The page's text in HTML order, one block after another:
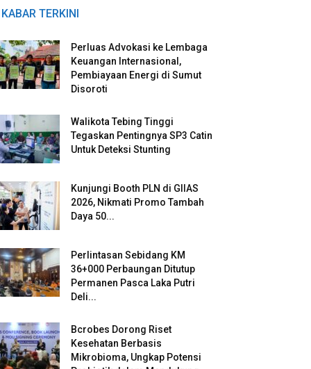
KABAR TERKINI
Perluas Advokasi ke Lembaga
Keuangan Internasional,
Pembiayaan Energi di Sumut
Disoroti
Walikota Tebing Tinggi
Tegaskan Pentingnya SP3 Catin
Untuk Deteksi Stunting
Kunjungi Booth PLN di GIIAS
2026, Nikmati Promo Tambah
Daya 50...
Perlintasan Sebidang KM
36+000 Perbaungan Ditutup
Permanen Pasca Laka Putri
Deli...
Bcrobes Dorong Riset
Kesehatan Berbasis
Mikrobioma, Ungkap Potensi